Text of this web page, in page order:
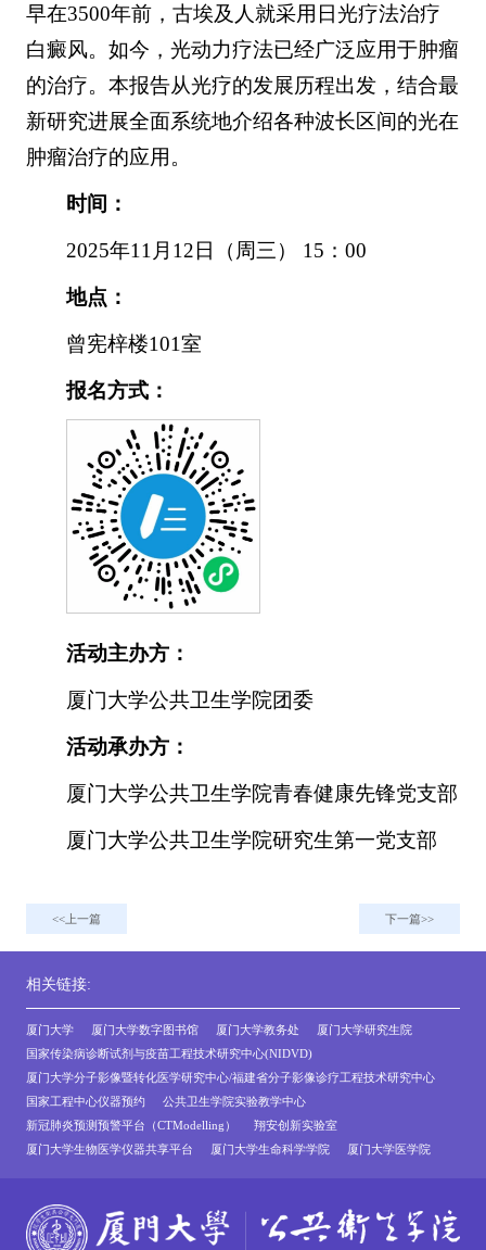
早在3500年前，古埃及人就采用日光疗法治疗
白癜风。如今，光动力疗法已经广泛应用于肿瘤
的治疗。本报告从光疗的发展历程出发，结合最
新研究进展全面系统地介绍各种波长区间的光在
肿瘤治疗的应用。
时间：
2025年11月12日（周三） 15：00
地点：
曾宪梓楼101室
报名方式：
活动主办方：
厦门大学公共卫生学院团委
活动承办方：
厦门大学公共卫生学院青春健康先锋党支部
厦门大学公共卫生学院研究生第一党支部
上一篇 下一篇
相关链接:
厦门大学 厦门大学数字图书馆 厦门大学教务处
厦门大学研究生院
国家传染病诊断试剂与疫苗工程技术研究中心(NIDVD)
厦门大学分子影像暨转化医学研究中心/福建省分子影像诊疗工程技术研究中心
国家工程中心仪器预约
公共卫生学院实验教学中心
新冠肺炎预测预警平台（CTModelling）
翔安创新实验室
厦门大学生物医学仪器共享平台
厦门大学生命科学学院 厦门大学医学院